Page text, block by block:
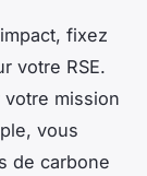
fixez
votre RSE.
mission
vous
de carbone